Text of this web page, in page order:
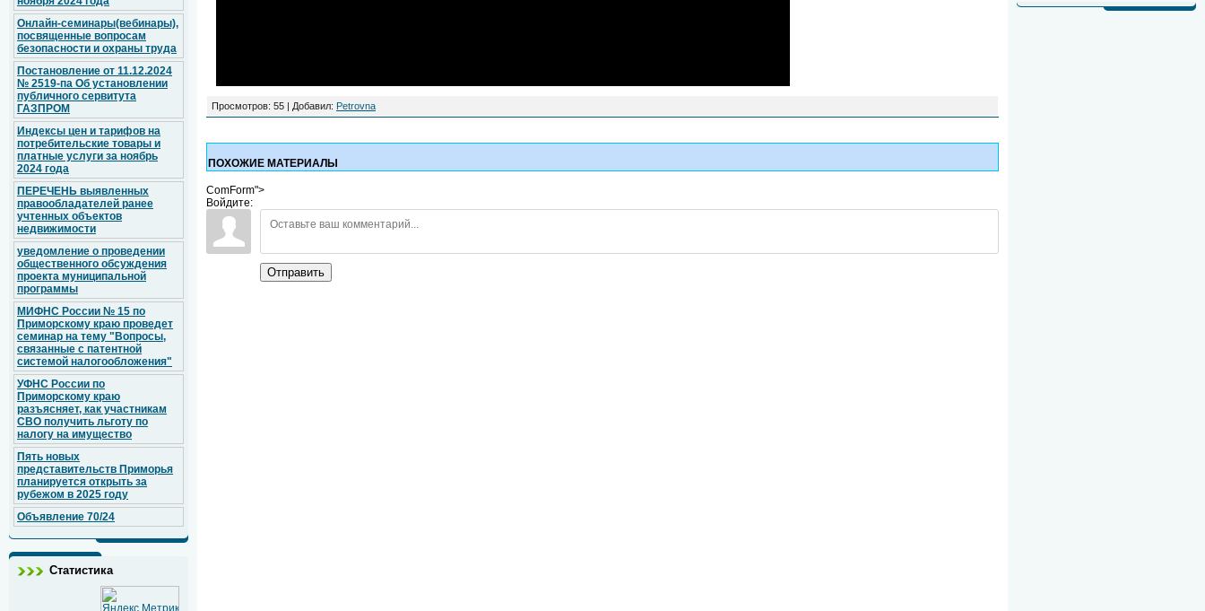
Онлайн-семинары(вебинары),
посвященные вопросам
безопасности и охраны труда
Постановление от 11.12.2024
№ 2519-па Об установлении
публичного сервитута
ГАЗПРОМ
Индексы цен и тарифов на
потребительские товары и
платные услуги за ноябрь
2024 года
ПЕРЕЧЕНЬ выявленных
правообладателей ранее
учтенных объектов
недвижимости
уведомление о проведении
общественного обсуждения
проекта муниципальной
программы
МИФНС России № 15 по
Приморскому краю проведет
семинар на тему "Вопросы,
связанные с патентной
системой налогообложения"
УФНС России по
Приморскому краю
разъясняет, как участникам
СВО получить льготу по
налогу на имущество
Пять новых
представительств Приморья
планируется открыть за
рубежом в 2025 году
Объявление 70/24
Статистика
Просмотров: 55 | Добавил: Petrovna
ПОХОЖИЕ МАТЕРИАЛЫ
ComForm">
Войдите:
Отправить